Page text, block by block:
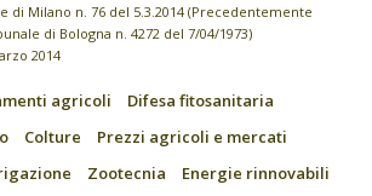
di Milano n. 76 del 5.3.2014 (Precedentemente
di Bologna n. 4272 del 7/04/1973)
2014
agricoli
Difesa fitosanitaria
Colture
Prezzi agricoli e mercati
Zootecnia
Energie rinnovabili